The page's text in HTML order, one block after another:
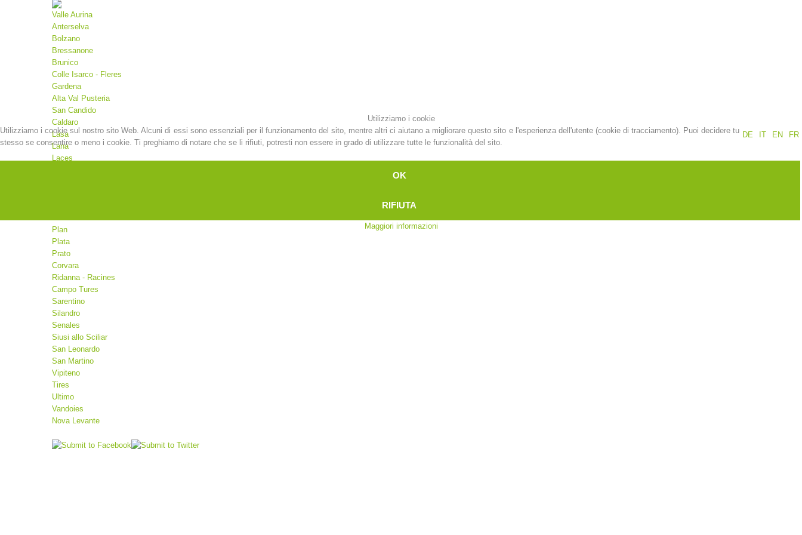
Richiesta di soccorso Interventi Contatti
piste
Valle Aurina
Anterselva
Bolzano
Bressanone
Brunico
Colle Isarco - Fleres
Gardena
Alta Val Pusteria
San Candido
Caldaro
Lasa
Lana
Laces
Plan
Plata
Prato
Corvara
Ridanna - Racines
Campo Tures
Sarentino
Silandro
Senales
Siusi allo Sciliar
San Leonardo
San Martino
Vipiteno
Tires
Ultimo
Vandoies
Nova Levante
Utilizziamo i cookie
DE
IT EN FR
Utilizziamo i cookie sul nostro sito Web. Alcuni di essi sono essenziali per il funzionamento del sito, mentre altri ci aiutano a migliorare questo sito e l'esperienza dell'utente (cookie di tracciamento). Puoi decidere tu
stesso se consentire o meno i cookie. Ti preghiamo di notare che se li rifiuti, potresti non essere in grado di utilizzare tutte le funzionalità del sito.
OK
RIFIUTA
Maggiori informazioni